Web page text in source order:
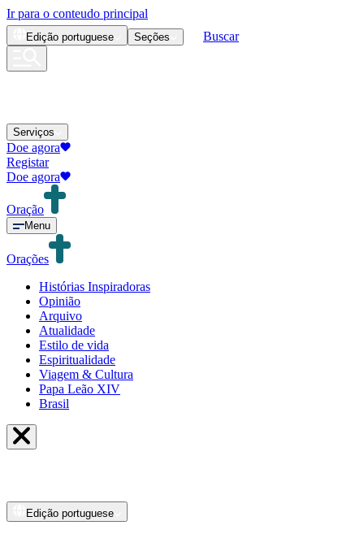
Ir para o conteudo principal
Edição portuguese Seções Buscar
Serviços
Doe agora
Registar
Doe agora
Oração
Menu
Orações
Histórias Inspiradoras
Opinião
Arquivo
Atualidade
Estilo de vida
Espiritualidade
Viagem & Cultura
Papa Leão XIV
Brasil
Edição portuguese